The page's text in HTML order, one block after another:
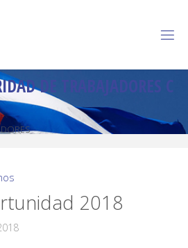
IDADD R A BAJADORES C
2018